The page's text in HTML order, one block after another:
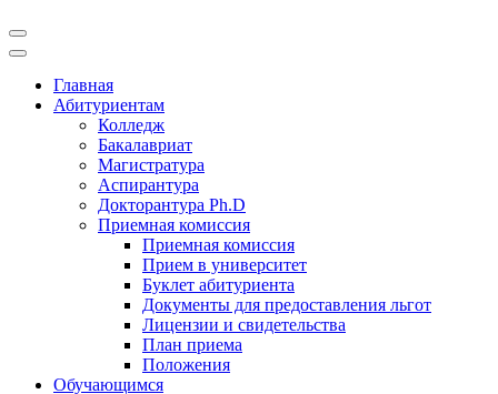
Главная
Абитуриентам
Колледж
Бакалавриат
Магистратура
Аспирантура
Докторантура Ph.D
Приемная комиссия
Приемная комиссия
Прием в университет
Буклет абитуриента
Документы для предоставления льгот
Лицензии и свидетельства
План приема
Положения
Обучающимся